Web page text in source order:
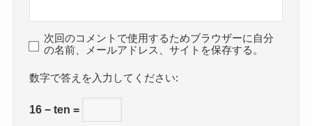
次回のコメントで使用するためブラウザーに自分
の名前、メールアドレス、サイトを保存する。
数字で答えを入力してください:
16 − ten =